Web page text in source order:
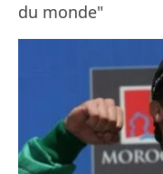
du monde"